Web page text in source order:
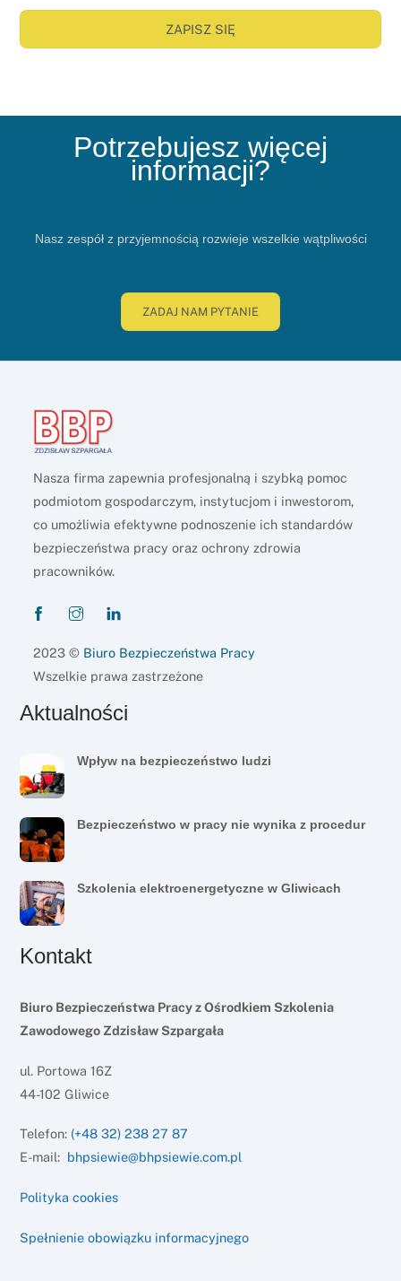
ZAPISZ SIĘ
Potrzebujesz więcej
informacji?
Nasz zespół z przyjemnością rozwieje wszelkie wątpliwości
ZADAJ NAM PYTANIE
Nasza firma zapewnia profesjonalną i szybką pomoc
podmiotom gospodarczym, instytucjom i inwestorom,
co umożliwia efektywne podnoszenie ich standardów
bezpieczeństwa pracy oraz ochrony zdrowia
pracowników.
2023 © Biuro Bezpieczeństwa Pracy
Wszelkie prawa zastrzeżone
Aktualności
Wpływ na bezpieczeństwo ludzi
Bezpieczeństwo w pracy nie wynika z procedur
Szkolenia elektroenergetyczne w Gliwicach
Kontakt
Biuro Bezpieczeństwa Pracy z Ośrodkiem Szkolenia
Zawodowego Zdzisław Szpargała
ul. Portowa 16Z
44-102 Gliwice
Telefon: (+48 32) 238 27 87
E-mail: bhpsiewie@bhpsiewie.com.pl
Polityka cookies
Spełnienie obowiązku informacyjnego